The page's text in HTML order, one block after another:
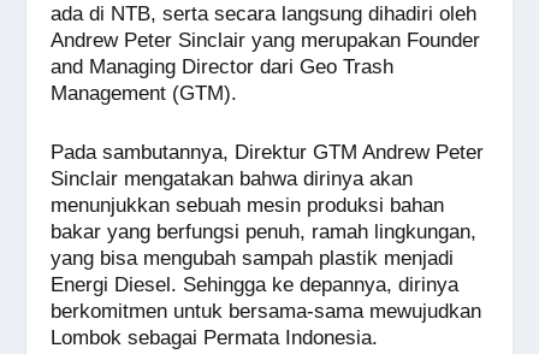
ada di NTB, serta secara langsung dihadiri oleh
Andrew Peter Sinclair yang merupakan Founder
and Managing Director dari Geo Trash
Management (GTM).
Pada sambutannya, Direktur GTM Andrew Peter
Sinclair mengatakan bahwa dirinya akan
menunjukkan sebuah mesin produksi bahan
bakar yang berfungsi penuh, ramah lingkungan,
yang bisa mengubah sampah plastik menjadi
Energi Diesel. Sehingga ke depannya, dirinya
berkomitmen untuk bersama-sama mewujudkan
Lombok sebagai Permata Indonesia.